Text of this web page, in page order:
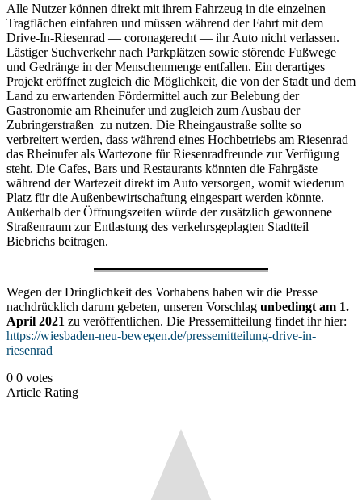
Alle Nutzer können direkt mit ihrem Fahrzeug in die einzelnen
Tragflächen einfahren und müssen während der Fahrt mit dem
Drive-In-Riesenrad — coronagerecht — ihr Auto nicht verlassen.
Lästiger Suchverkehr nach Parkplätzen sowie störende Fußwege
und Gedränge in der Menschenmenge entfallen. Ein derartiges
Projekt eröffnet zugleich die Möglichkeit, die von der Stadt und dem
Land zu erwartenden Fördermittel auch zur Belebung der
Gastronomie am Rheinufer und zugleich zum Ausbau der
Zubringerstraßen zu nutzen. Die Rheingaustraße sollte so
verbreitert werden, dass während eines Hochbetriebs am Riesenrad
das Rheinufer als Wartezone für Riesenradfreunde zur Verfügung
steht. Die Cafes, Bars und Restaurants könnten die Fahrgäste
während der Wartezeit direkt im Auto versorgen, womit wiederum
Platz für die Außenbewirtschaftung eingespart werden könnte.
Außerhalb der Öffnungszeiten würde der zusätzlich gewonnene
Straßenraum zur Entlastung des verkehrsgeplagten Stadtteil
Biebrichs beitragen.
Wegen der Dringlichkeit des Vorhabens haben wir die Presse
nachdrücklich darum gebeten, unseren Vorschlag unbedingt am 1.
April 2021 zu veröffentlichen. Die Pressemitteilung findet ihr hier:
https://wiesbaden-neu-bewegen.de/pressemitteilung-drive-in-
riesenrad
0 0 votes
Article Rating